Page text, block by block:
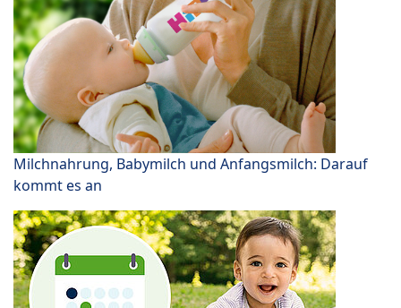
Milchnahrung, Babymilch und Anfangsmilch: Darauf
kommt es an